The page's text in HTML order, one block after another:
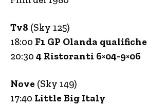
Tv8 (Sky 125)
18:00 F1 GP Olanda qualifiche
20:30 4 Ristoranti 6×04-9×06
Nove (Sky 149)
17:40 Little Big Italy